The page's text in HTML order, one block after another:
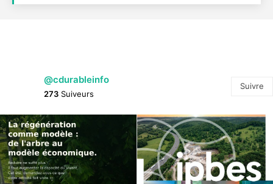
@cdurableinfo
273 Suiveurs
Suivre